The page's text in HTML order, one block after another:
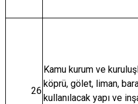
26
Kamu kurum ve
köprü, gölet, liman,
kullanılacak yapı ve